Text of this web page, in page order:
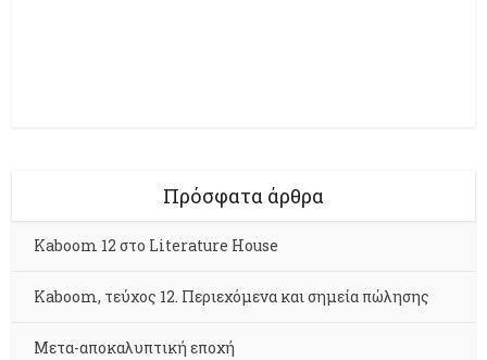
Πρόσφατα άρθρα
Kaboom 12 στο Literature House
Kaboom, τεύχος 12. Περιεχόμενα και σημεία πώλησης
Μετα-αποκαλυπτική εποχή